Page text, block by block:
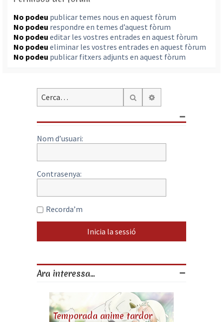
No podeu publicar temes nous en aquest fòrum
No podeu respondre en temes d’aquest fòrum
No podeu editar les vostres entrades en aquest fòrum
No podeu eliminar les vostres entrades en aquest fòrum
No podeu publicar fitxers adjunts en aquest fòrum
Cerca
Nom d’usuari:
Contrasenya:
Recorda’m
Ara interessa...
Temporada anime tardor